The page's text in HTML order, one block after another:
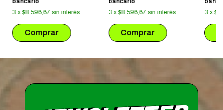
bancario
3 x$8.596,67 sin interés
bancario
3 x$8.596,67 sin interés
3 x